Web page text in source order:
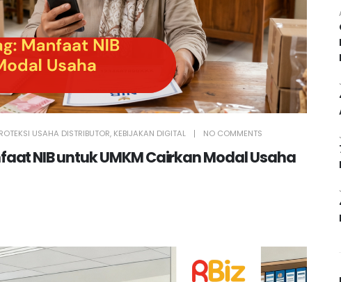
USAHA DISTRIBUTOR, KEBIJAKAN DIGITAL NO COMMENTS
NIB untuk UMKM Cairkan Modal Usaha